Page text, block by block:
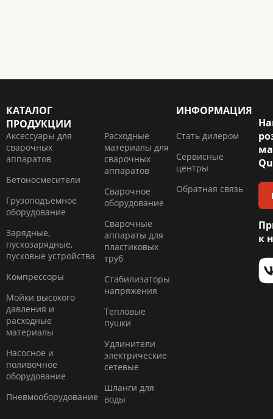
КАТАЛОГ
ПРОДУКЦИИ
Аксессуары для
сварочных
аппаратов
Бетоносмесители
Грузоподъемное
оборудование
Зарядные,
пускозарядные,
пусковые устройства
Компресcоры
Мойки высокого
давления и
расходные
материалы
Насосное и
поливочное
оборудование
Пневмооборудование
Расходные
материалы для
сварочных
аппаратов
Сварочное
оборудование
Сварочные
аппараты для
пластиковых
труб
Стабилизаторы
напряжения
Тепловые
пушки
Удлинители
электрические
сетевые
Шланги для
воды
ИНФОРМАЦИЯ
Стать дилером
Сервисные
центры
Обратная связь
к